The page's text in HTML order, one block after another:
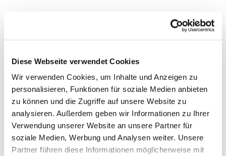
Diese Webseite verwendet Cookies
Wir verwenden Cookies, um Inhalte und Anzeigen zu
personalisieren, Funktionen für soziale Medien anbieten
zu können und die Zugriffe auf unsere Website zu
analysieren. Außerdem geben wir Informationen zu Ihrer
Verwendung unserer Website an unsere Partner für
soziale Medien, Werbung und Analysen weiter. Unsere
Partner führen diese Informationen möglicherweise mit